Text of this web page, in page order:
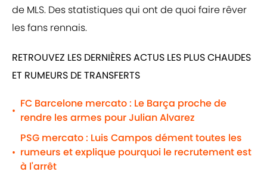
de MLS. Des statistiques qui ont de quoi faire rêver
les fans rennais.
RETROUVEZ LES DERNIÈRES ACTUS LES PLUS CHAUDES
ET RUMEURS DE TRANSFERTS
•
FC Barcelone mercato : Le Barça proche de
rendre les armes pour Julian Alvarez
•
PSG mercato : Luis Campos dément toutes les
rumeurs et explique pourquoi le recrutement est
à l'arrêt